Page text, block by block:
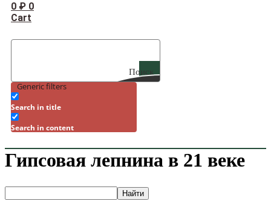
0 ₽ 0
Cart
Поиск
Generic filters
Search in title
Search in content
Гипсовая лепнина в 21 веке